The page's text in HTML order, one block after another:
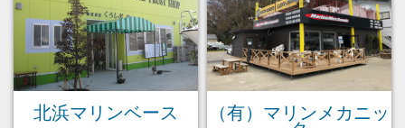
北浜マリンベース （有）マリンメカニッ